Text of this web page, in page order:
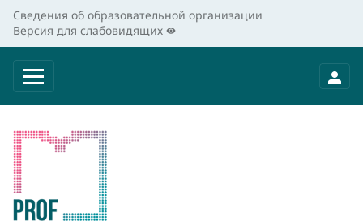
Сведения об образовательной организации
Версия для слабовидящих